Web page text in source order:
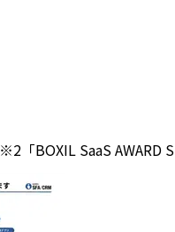
※2「BOXIL SaaS AWARD